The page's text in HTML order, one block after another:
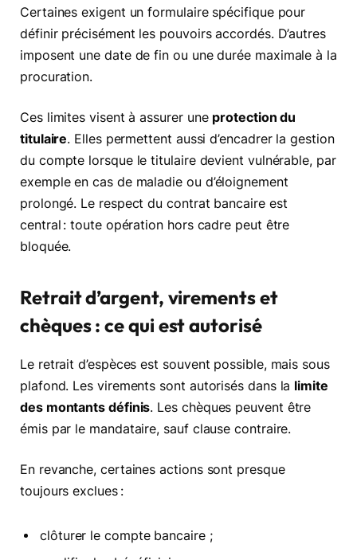
Certaines exigent un formulaire spécifique pour
définir précisément les pouvoirs accordés. D’autres
imposent une date de fin ou une durée maximale à la
procuration.
Ces limites visent à assurer une protection du
titulaire. Elles permettent aussi d’encadrer la gestion
du compte lorsque le titulaire devient vulnérable, par
exemple en cas de maladie ou d’éloignement
prolongé. Le respect du contrat bancaire est
central : toute opération hors cadre peut être
bloquée.
Retrait d’argent, virements et
chèques : ce qui est autorisé
Le retrait d’espèces est souvent possible, mais sous
plafond. Les virements sont autorisés dans la limite
des montants définis. Les chèques peuvent être
émis par le mandataire, sauf clause contraire.
En revanche, certaines actions sont presque
toujours exclues :
clôturer le compte bancaire ;